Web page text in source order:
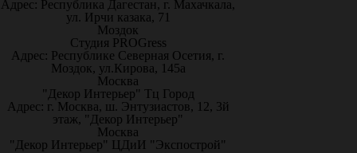
Адрес: Республика Дагестан, г. Махачкала,
ул. Ирчи казака, 71
Моздок
Студия PROGress
Адрес: Республике Северная Осетия, г.
Моздок, ул.Кирова, 145а
Москва
"Декор Интерьер" Тц Город
Адрес: г. Москва, ш. Энтузиастов, 12, 3й
этаж, "Декор Интерьер"
Москва
"Декор Интерьер" ЦДиИ "Экспострой"